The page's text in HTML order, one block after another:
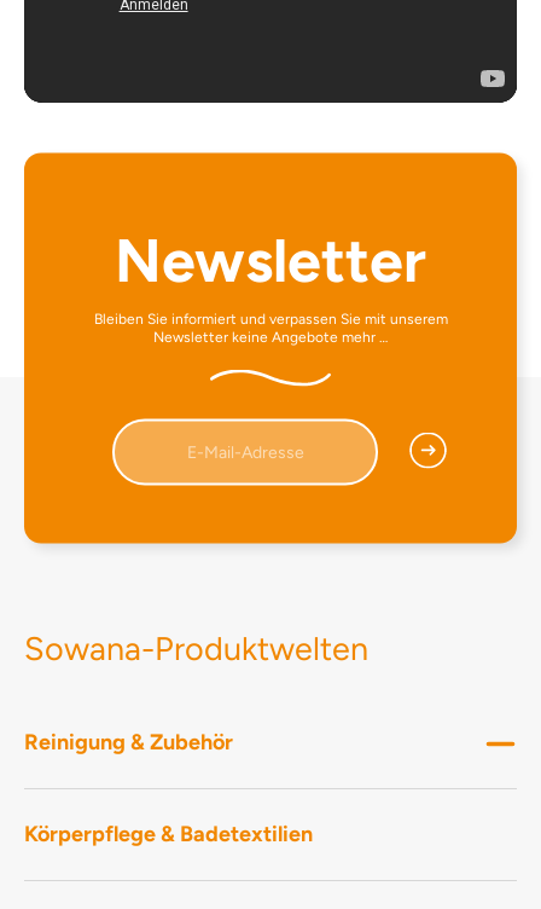
Newsletter
Bleiben Sie informiert und verpassen Sie mit unserem
Newsletter keine Angebote mehr …
Sowana-Produktwelten
Reinigung & Zubehör
Körperpflege & Badetextilien